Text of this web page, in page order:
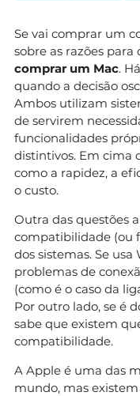
Se vai comprar um
sobre as razões para
comprar um Mac.
quando a decisão
Ambos utilizam
de servirem
funcionalidades
distintivos. Em cima
como a rapidez, a
o custo.
Outra das questões
compatibilidade (ou
dos sistemas. Se
problemas de
(como é o caso da
Por outro lado, se é
sabe que existem
compatibilidade.
A Apple é uma das
mundo, mas